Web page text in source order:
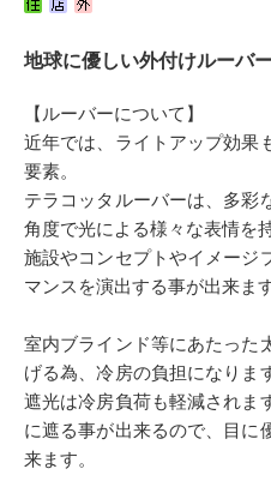
かたなび
すまいリング
Q＆A
お気に入り
地球に優しい外付けルーバ
【ルーバーについて】
近年では、ライトアップ効果
要素。
テラコッタルーバーは、多彩
角度で光による様々な表情を
施設やコンセプトやイメージ
マンスを演出する事が出来ます
室内ブラインド等にあたった
げる為、冷房の負担になりま
遮光は冷房負荷も軽減されま
に遮る事が出来るので、目に
来ます。